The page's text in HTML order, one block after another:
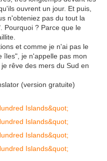
ouvrent un jour. Et puis,
n'obteniez pas du tout la
? Parce que le
et comme je n'ai pas le
îles", je n'appelle pas mon
rêve des mers du Sud en
(version gratuite)